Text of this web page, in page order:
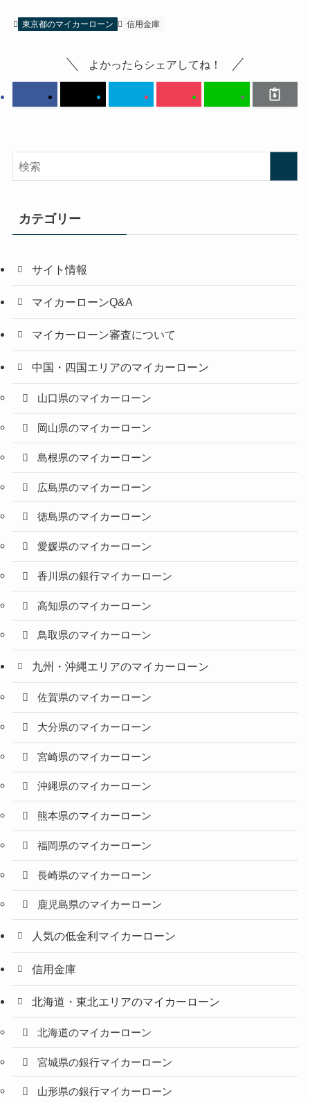
東京都のマイカーローン 信用金庫
よかったらシェアしてね！
カテゴリー
サイト情報
マイカーローンQ&A
マイカーローン審査について
中国・四国エリアのマイカーローン
山口県のマイカーローン
岡山県のマイカーローン
島根県のマイカーローン
広島県のマイカーローン
徳島県のマイカーローン
愛媛県のマイカーローン
香川県の銀行マイカーローン
高知県のマイカーローン
鳥取県のマイカーローン
九州・沖縄エリアのマイカーローン
佐賀県のマイカーローン
大分県のマイカーローン
宮崎県のマイカーローン
沖縄県のマイカーローン
熊本県のマイカーローン
福岡県のマイカーローン
長崎県のマイカーローン
鹿児島県のマイカーローン
人気の低金利マイカーローン
信用金庫
北海道・東北エリアのマイカーローン
北海道のマイカーローン
宮城県の銀行マイカーローン
山形県の銀行マイカーローン